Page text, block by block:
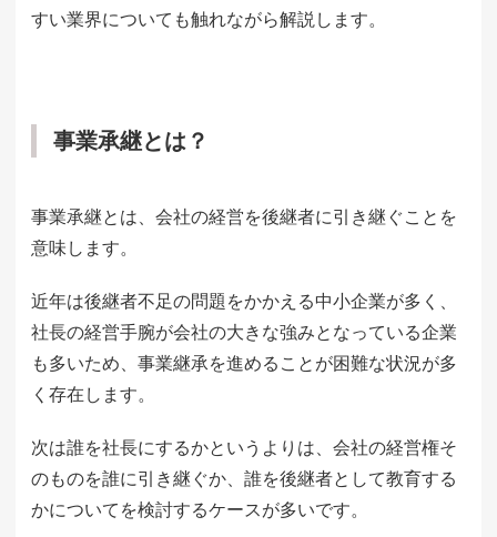
すい業界についても触れながら解説します。
事業承継とは？
事業承継とは、会社の経営を後継者に引き継ぐことを
意味します。
近年は後継者不足の問題をかかえる中小企業が多く、
社長の経営手腕が会社の大きな強みとなっている企業
も多いため、事業継承を進めることが困難な状況が多
く存在します。
次は誰を社長にするかというよりは、会社の経営権そ
のものを誰に引き継ぐか、誰を後継者として教育する
かについてを検討するケースが多いです。